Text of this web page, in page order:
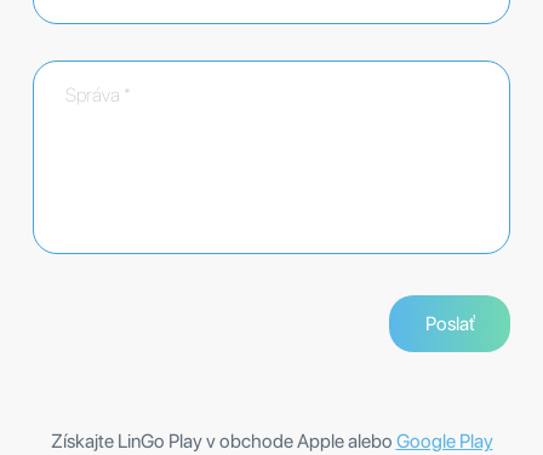
Získajte LinGo Play v obchode Apple alebo Google Play